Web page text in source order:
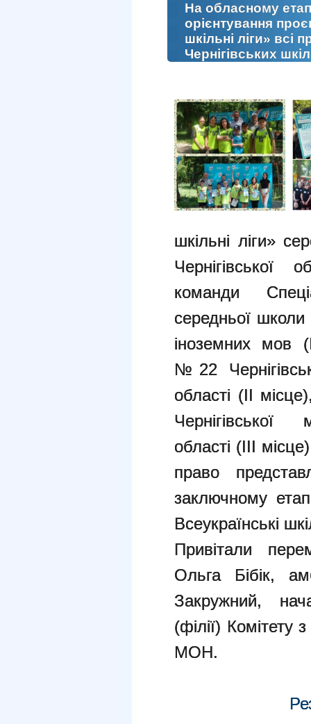
На обласному
орієнтування
шкільні ліги» всі
Чернігівських шкіл
шкільні ліги»
команди
середньої
іноземних мов
№22
області (ІІ
Чернігівської
області (ІІІ
право
заключному
Всеукраїнські
Привітали
Ольга Бібік,
Закружний,
(філії) Комітету
МОН.